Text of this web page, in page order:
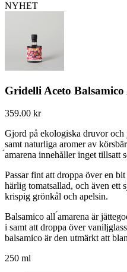
NYHET
Gridelli Aceto Balsamico
359.00 kr
Gjord på ekologiska druvor
samt naturliga aromer av
́amarena innehåller inget tillsatt
Passar fint att droppa över en
härlig tomatsallad, och även ett
krispig grönkål och apelsin.
Balsamico all ́amarena är
i samt att droppa över
balsamico är den utmärkt att
250 ml